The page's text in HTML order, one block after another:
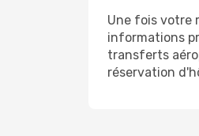
Une fois votre
informations
transferts
réservation